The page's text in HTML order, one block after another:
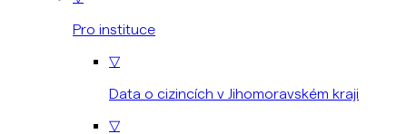
Pro instituce
▽
Data o cizincích v Jihomoravském kraji
▽